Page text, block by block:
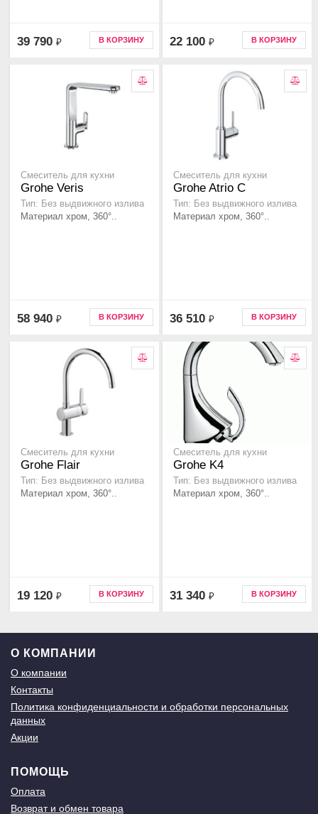
39 790 ₽ В КОРЗИНУ 22 100 ₽ В КОРЗИНУ
Смеситель для кухни
Grohe Veris
Тип: Без выдвижного излива
Материал хром, 360°..
58 940 ₽ В КОРЗИНУ
Смеситель для кухни
Grohe Atrio C
Тип: Без выдвижного излива
Материал хром, 360°..
36 510 ₽ В КОРЗИНУ
Смеситель для кухни
Grohe Flair
Тип: Без выдвижного излива
Материал хром, 360°..
19 120 ₽ В КОРЗИНУ
Смеситель для кухни
Grohe K4
Тип: Без выдвижного излива
Материал хром, 360°..
31 340 ₽ В КОРЗИНУ
О КОМПАНИИ
О компании
Контакты
Политика конфиденциальности и обработки персональных
данных
Акции
ПОМОЩЬ
Оплата
Возврат и обмен товара